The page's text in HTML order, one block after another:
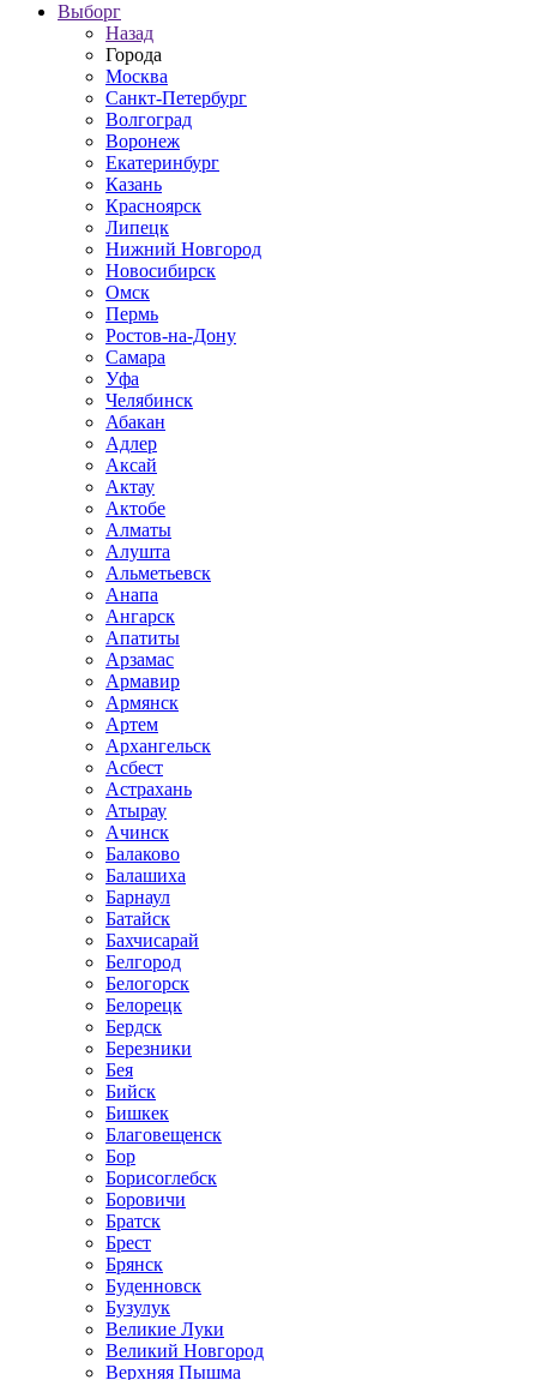
Выборг
Назад
Города
Москва
Санкт-Петербург
Волгоград
Воронеж
Екатеринбург
Казань
Красноярск
Липецк
Нижний Новгород
Новосибирск
Омск
Пермь
Ростов-на-Дону
Самара
Уфа
Челябинск
Абакан
Адлер
Аксай
Актау
Актобе
Алматы
Алушта
Альметьевск
Анапа
Ангарск
Апатиты
Арзамас
Армавир
Армянск
Артем
Архангельск
Асбест
Астрахань
Атырау
Ачинск
Балаково
Балашиха
Барнаул
Батайск
Бахчисарай
Белгород
Белогорск
Белорецк
Бердск
Березники
Бея
Бийск
Бишкек
Благовещенск
Бор
Борисоглебск
Боровичи
Братск
Брест
Брянск
Буденновск
Бузулук
Великие Луки
Великий Новгород
Верхняя Пышма